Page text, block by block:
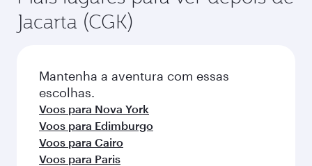
Jacarta (CGK)
Mantenha a aventura com essas
escolhas.
Voos para Nova York
Voos para Edimburgo
Voos para Cairo
Voos para Paris